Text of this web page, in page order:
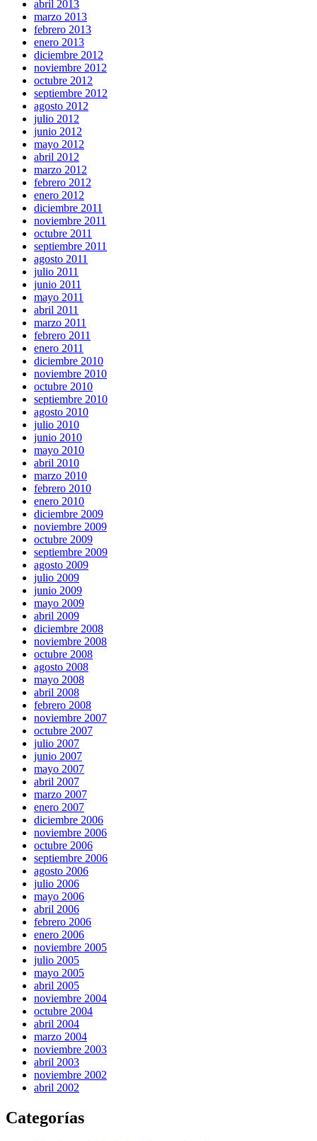
abril 2013
marzo 2013
febrero 2013
enero 2013
diciembre 2012
noviembre 2012
octubre 2012
septiembre 2012
agosto 2012
julio 2012
junio 2012
mayo 2012
abril 2012
marzo 2012
febrero 2012
enero 2012
diciembre 2011
noviembre 2011
octubre 2011
septiembre 2011
agosto 2011
julio 2011
junio 2011
mayo 2011
abril 2011
marzo 2011
febrero 2011
enero 2011
diciembre 2010
noviembre 2010
octubre 2010
septiembre 2010
agosto 2010
julio 2010
junio 2010
mayo 2010
abril 2010
marzo 2010
febrero 2010
enero 2010
diciembre 2009
noviembre 2009
octubre 2009
septiembre 2009
agosto 2009
julio 2009
junio 2009
mayo 2009
abril 2009
diciembre 2008
noviembre 2008
octubre 2008
agosto 2008
mayo 2008
abril 2008
febrero 2008
noviembre 2007
octubre 2007
julio 2007
junio 2007
mayo 2007
abril 2007
marzo 2007
enero 2007
diciembre 2006
noviembre 2006
octubre 2006
septiembre 2006
agosto 2006
julio 2006
mayo 2006
abril 2006
febrero 2006
enero 2006
noviembre 2005
julio 2005
mayo 2005
abril 2005
noviembre 2004
octubre 2004
abril 2004
marzo 2004
noviembre 2003
abril 2003
noviembre 2002
abril 2002
Categorías